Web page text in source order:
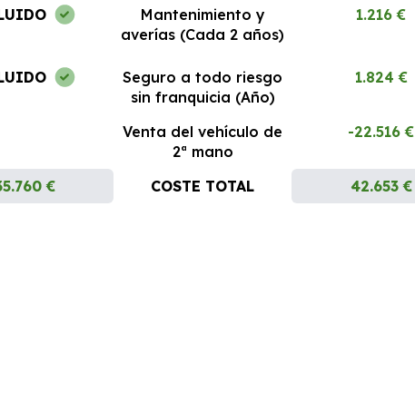
Mantenimiento y
averías (Cada 2 años)
1.216 €
Seguro a todo riesgo
sin franquicia (Año)
1.824 €
Venta del vehículo de
2ª mano
-22.516 €
€ COSTE TOTAL 42.653 €